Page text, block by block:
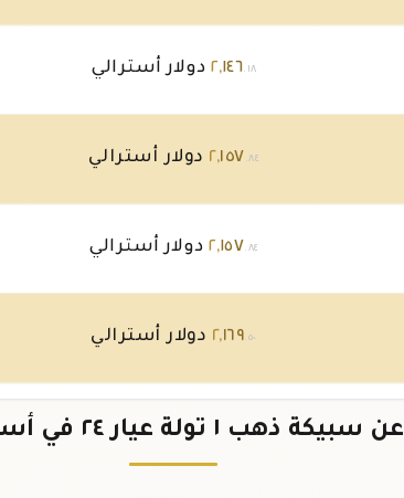
٢,١٤٦.١٨ دولار أسترالي
٢,١٥٧ .٨٤ دولار أسترالي
٢,١٥٧.٨٤ دولار أسترالي
٢,١٦٩.٥٠ دولار أسترالي
٢١٦ .١٦ دولار أسترالي عن سبيكة ذهب ١ تولة عيار ٢٤ في أستراليا